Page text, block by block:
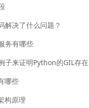
解决了什么问题？
务有哪些
子来证明Python的GIL存在
哪些
构原理